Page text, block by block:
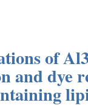
of
and dye